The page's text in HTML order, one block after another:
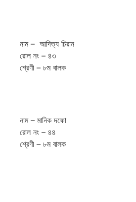
নাম – আদিত্য চিরান
রোল নং – ৪৩
শ্রেণী – ৮ম বালক
নাম – মানিক দফো
রোল নং – ৪৪
শ্রেণী – ৮ম বালক